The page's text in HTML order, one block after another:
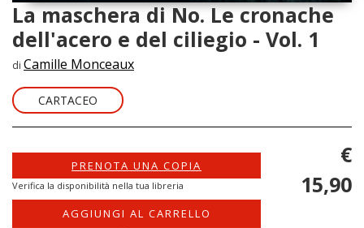
La maschera di No. Le cronache
dell'acero e del ciliegio - Vol. 1
di Camille Monceaux
CARTACEO
PRENOTA UNA COPIA
Verifica la disponibilità nella tua libreria
AGGIUNGI AL CARRELLO
€
15,90